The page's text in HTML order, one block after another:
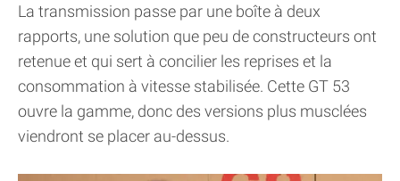
La transmission passe par une boîte à deux
rapports, une solution que peu de constructeurs ont
retenue et qui sert à concilier les reprises et la
consommation à vitesse stabilisée. Cette GT 53
ouvre la gamme, donc des versions plus musclées
viendront se placer au-dessus.